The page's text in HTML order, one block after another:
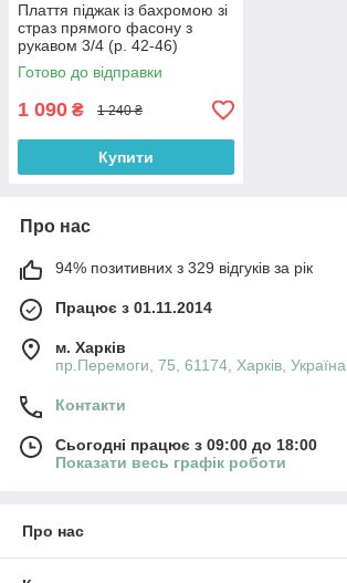
Плаття піджак із бахромою зі
страз прямого фасону з
рукавом 3/4 (р. 42-46)
66032050Qr
Готово до відправки
1 090 ₴ 1 240 ₴
Купити
Про нас
94% позитивних з 329 відгуків за рік
Працює з 01.11.2014
м. Харків
пр.Перемоги, 75, 61174, Харків, Україна
Контакти
Сьогодні працює з 09:00 до 18:00
Показати весь графік роботи
Про нас